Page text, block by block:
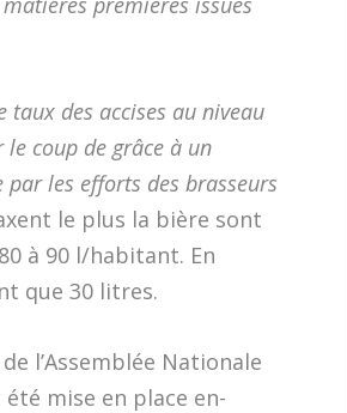
taux des accises au niveau
le coup de grâce à un
les efforts des brasseurs
le plus la bière sont
à 90 l/habitant. En
que 30 litres.
l’Assemblée Nationale
mise en place en-